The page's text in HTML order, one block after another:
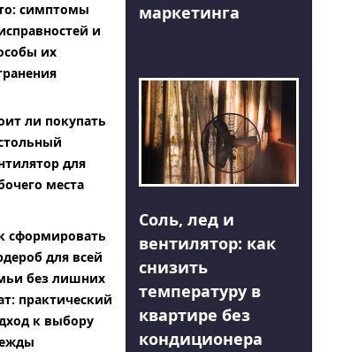
симптомы
и
их
ли покупать
для
места
сформировать
для всей
без лишних
практический
к выбору
маркетинга
Соль, лед и
вентилятор: как
снизить
температуру в
квартире без
кондиционера